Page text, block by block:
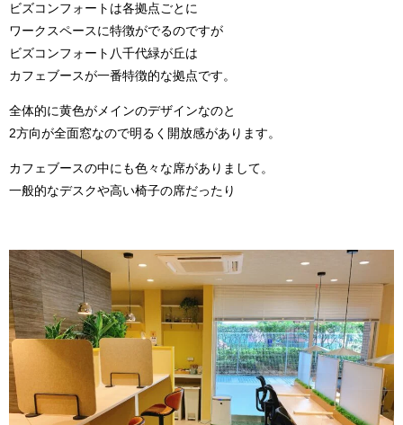
ビズコンフォートは各拠点ごとに
ワークスペースに特徴がでるのですが
ビズコンフォート八千代緑が丘は
カフェブースが一番特徴的な拠点です。
全体的に黄色がメインのデザインなのと
2方向が全面窓なので明るく開放感があります。
カフェブースの中にも色々な席がありまして。
一般的なデスクや高い椅子の席だったり